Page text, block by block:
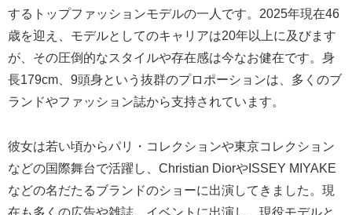
するトップファッションモデルの一人です。2025年現在46
歳を迎え、モデルとしてのキャリアは20年以上に及びます
が、その圧倒的なスタイルや存在感は今なお健在です。身
長179cm、9頭身という抜群のプロポーションは、多くのブ
ランドやファッション誌から支持されています。
彼女は若い頃からパリ・コレクションや東京コレクション
などの国際舞台で活躍し、Christian DiorやISSEY MIYAKE
などの名だたるブランドのショーに出演してきました。現
在も多くの広告や雑誌、イベントに出演し、現役モデルと